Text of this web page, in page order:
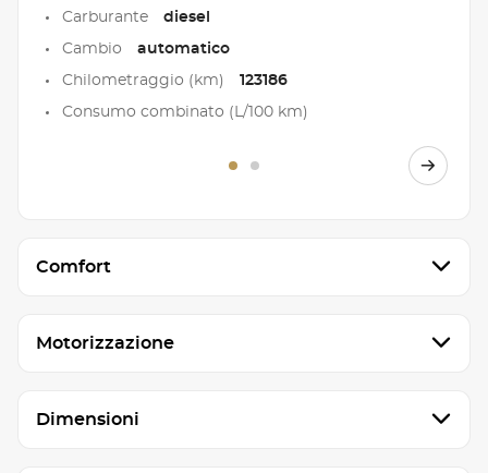
Carburante diesel
Cambio automatico
Chilometraggio (km) 123186
Consumo combinato (L/100 km)
Comfort
Motorizzazione
Dimensioni